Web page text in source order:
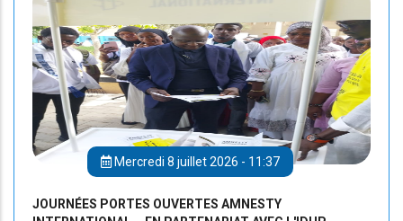
Mercredi 8 juillet 2026 - 11:37
JOURNÉES PORTES OUVERTES AMNESTY